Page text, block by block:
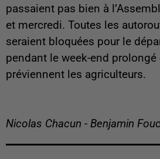
passaient pas bien à
et mercredi. Toutes les
seraient bloquées pour le
pendant le week-end prolongé
préviennent les agriculteurs.
Nicolas Chacun - Benjamin